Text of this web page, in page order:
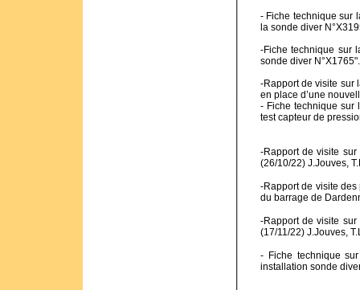
- Fiche technique sur
la sonde diver
-Fiche technique sur
sonde diver
-Rapport de visite sur
en place d’une
- Fiche technique sur
test capteur de
-Rapport de visite sur
(26/10/22) J.Jouves,
-Rapport de visite
du barrage de
-Rapport de visite sur
(17/11/22) J.Jouves,
- Fiche technique
installation sonde